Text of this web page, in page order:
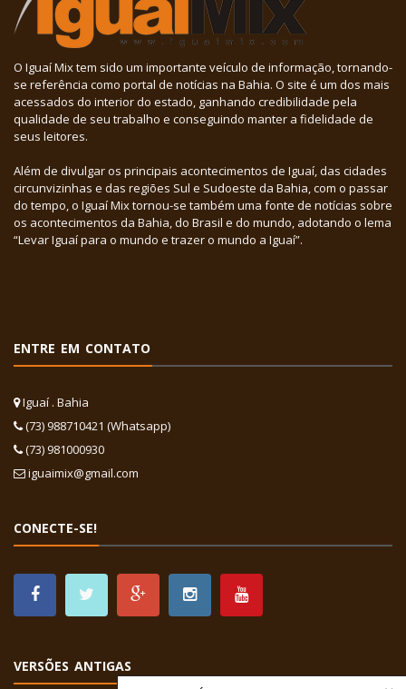
O Iguaí Mix tem sido um importante veículo de informação, tornando-
se referência como portal de notícias na Bahia. O site é um dos mais
acessados do interior do estado, ganhando credibilidade pela
qualidade de seu trabalho e conseguindo manter a fidelidade de
seus leitores.
Além de divulgar os principais acontecimentos de Iguaí, das cidades
circunvizinhas e das regiões Sul e Sudoeste da Bahia, com o passar
do tempo, o Iguaí Mix tornou-se também uma fonte de notícias sobre
os acontecimentos da Bahia, do Brasil e do mundo, adotando o lema
“Levar Iguaí para o mundo e trazer o mundo a Iguaí”.
ENTRE EM CONTATO
Iguaí . Bahia
(73) 988710421 (Whatsapp)
(73) 981000930
iguaimix@gmail.com
CONECTE-SE!
VERSÕES ANTIGAS